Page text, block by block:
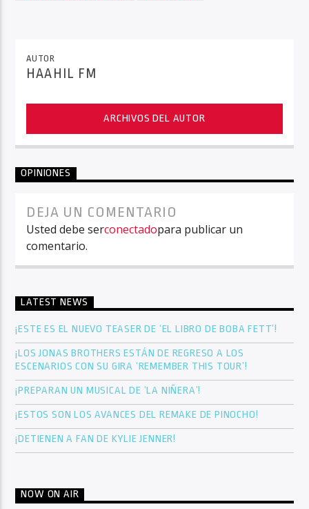
AUTOR
HAAHIL FM
ARCHIVOS DEL AUTOR
OPINIONES
DEJA UN COMENTARIO
Usted debe serconectadopara publicar un
comentario.
LATEST NEWS
¡ESTE ES EL NUEVO TEASER DE ‘EL LIBRO DE BOBA FETT’!
¡LOS JONAS BROTHERS ESTÁN DE REGRESO A LOS
ESCENARIOS CON SU GIRA ‘REMEMBER THIS TOUR’!
¡PREPARAN UN MUSICAL DE ‘LA NIÑERA’!
¡ESTOS SON LOS AVANCES DEL REMAKE DE PINOCHO!
¡DETIENEN A FAN DE KYLIE JENNER!
NOW ON AIR